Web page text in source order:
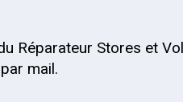
Réparateur Stores et
mail.